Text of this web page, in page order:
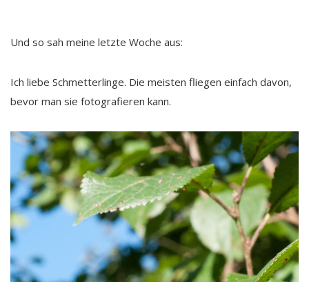
Und so sah meine letzte Woche aus:
Ich liebe Schmetterlinge. Die meisten fliegen einfach davon,
bevor man sie fotografieren kann.